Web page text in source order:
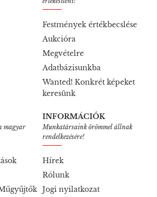
Festmények értékbecslése
Aukcióra
Megvételre
Adatbázisunkba
Wanted! Konkrét képeket
keresünk
magyar
INFORMÁCIÓK
Munkatársaink örömmel állnak
rendelkezésére!
Hírek
Rólunk
Jogi nyilatkozat